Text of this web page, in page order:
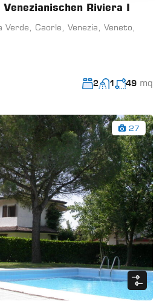
Riviera I
Caorle, Venezia, Veneto,
2 1 49 mq
27